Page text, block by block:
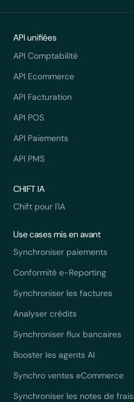
API unifiées
API Comptabilité
API Ecommerce
API Facturation
API POS
API Paiements
API PMS
CHIFT IA
Chift pour l'IA
Use cases mis en avant
Synchroniser paiements
Conformité e-Reporting
Synchroniser les factures
Analyser crédits
Synchroniser flux bancaires
Booster les agents AI
Synchro ventes eCommerce
Synchroniser les notes de frais